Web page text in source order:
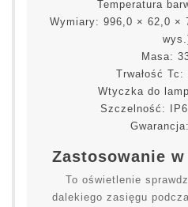
Temperatura
Wymiary: 996,0 × 62,0 ×
Masa:
Trwałość
Wtyczka do
Szczelność:
Zastosowanie
To oświetlenie
dalekiego zasięgu